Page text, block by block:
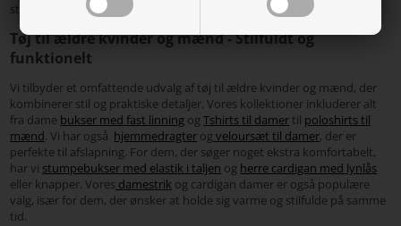
stil.
Tøj til ældre kvinder og mænd - Stilfuldt og
funktionelt
Vi tilbyder et omfattende udvalg af tøj til ældre kvinder og mænd, der
kombinerer stil og praktiske detaljer. Vores kollektioner inkluderer alt
fra dame bukser med fast linning ogTshirts til damer til poloshirts til
mænd. Vi har også hjemmedragter og veloursæt til damer, der er
perfekte til afslapning. For dem, der søger noget ekstra komfortabelt,
har vi stumpebukser med elastik i taljen og herre cardigan med lynlås
eller knapper. Vores damestrik og cardigan damer er også populære
valg, især for dem, der ønsker at holde sig varme og stilfulde på samme
tid.